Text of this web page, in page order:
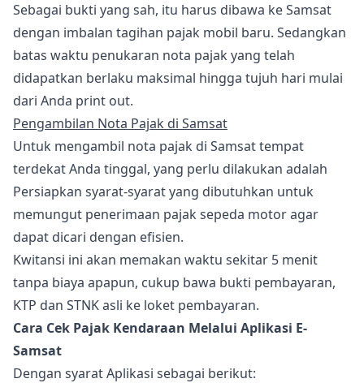
Sebagai bukti yang sah, itu harus dibawa ke Samsat
dengan imbalan tagihan pajak mobil baru. Sedangkan
batas waktu penukaran nota pajak yang telah
didapatkan berlaku maksimal hingga tujuh hari mulai
dari Anda print out.
Pengambilan Nota Pajak di Samsat
Untuk mengambil nota pajak di Samsat tempat
terdekat Anda tinggal, yang perlu dilakukan adalah
Persiapkan syarat-syarat yang dibutuhkan untuk
memungut penerimaan pajak sepeda motor agar
dapat dicari dengan efisien.
Kwitansi ini akan memakan waktu sekitar 5 menit
tanpa biaya apapun, cukup bawa bukti pembayaran,
KTP dan STNK asli ke loket pembayaran.
Cara Cek Pajak Kendaraan Melalui Aplikasi E-
Samsat
Dengan syarat Aplikasi sebagai berikut: